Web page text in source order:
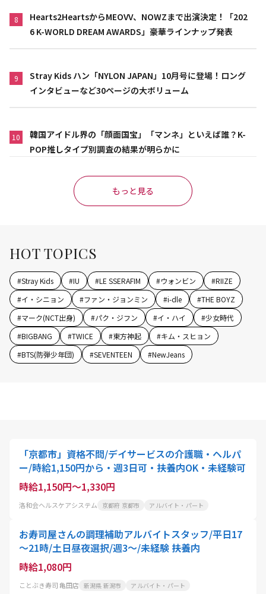
8
Hearts2HeartsからMEOVV、NOWZまで出演決定！「202
6 K-WORLD DREAM AWARDS」豪華ラインナップ発表
9
Stray Kids ハン「NYLON JAPAN」10月号に登場！ロング
インタビューなど30ページの大ボリューム
10
韓国アイドル界の「顔面国宝」「マンネ」といえば誰？K-
POP推しタイプ別調査の結果が明らかに
もっと見る
HOT TOPICS
#Stray Kids #IU #LE SSERAFIM #ウォンビン #RIIZE
#イ・シニョン #ファン・ジョンミン #i-dle #THE BOYZ
#マーク(NCT出身) #パク・ジフン #イ・ハイ #少女時代
#BIGBANG #TWICE #東方神起 #キム・スヒョン
#BTS(防弾少年団) #SEVENTEEN #NewJeans
「京都市」資格不問/デイサービスの介護職・ヘルパ
ー/時給1,150円から・週3日可・扶養内OK・未経験可
時給1,150円～1,330円
洛和会ヘルスケアシステム 京都府 京都市 アルバイト・パート
お寿司屋さんの調理補助アルバイトスタッフ/平日17
～21時/土日昼夜選択/週3～/未経験 扶養内
時給1,080円
ことぶき寿司 亀田店 新潟県 新潟市 アルバイト・パート